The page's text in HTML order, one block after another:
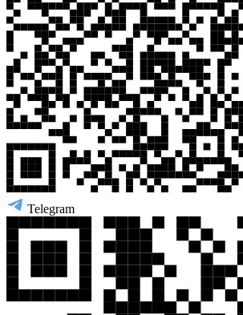
Telegram